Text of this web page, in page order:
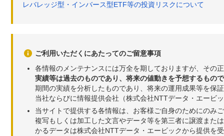
レバレッジ型・インバース型ETF等の投資リスクについて
ご利用いただくにあたってのご留意事項
各情報のメンテナンスには万全を期しておりますが、その
実績等は過去のものであり、将来の値動きを予想するもの
期間の実績を分析したものであり、将来の運用成果等を保
当社ならびに情報提供会社（株式会社NTTデータ・エービ
当サイトで提供する各情報は、お客様ご自身のためにのみ
複写もしくは加工した文言やデータ等を第三者に譲渡また
かるデータは株式会社NTTデータ・エービックから提供を